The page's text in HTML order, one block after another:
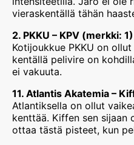
vieraskentällä tähän
2. PKKU – KPV (merkki: 1)
Kotijoukkue PKKU on
kentällä pelivire on
ei vakuuta.
11. Atlantis Akatemia –
Atlantiksella on ollut
kenttää. Kiffen sen
ottaa tästä pisteet, kun